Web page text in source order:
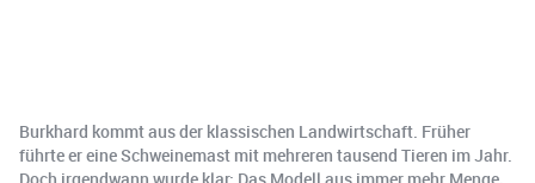
Burkhard kommt aus der klassischen Landwirtschaft. Früher
führte er eine Schweinemast mit mehreren tausend Tieren im Jahr.